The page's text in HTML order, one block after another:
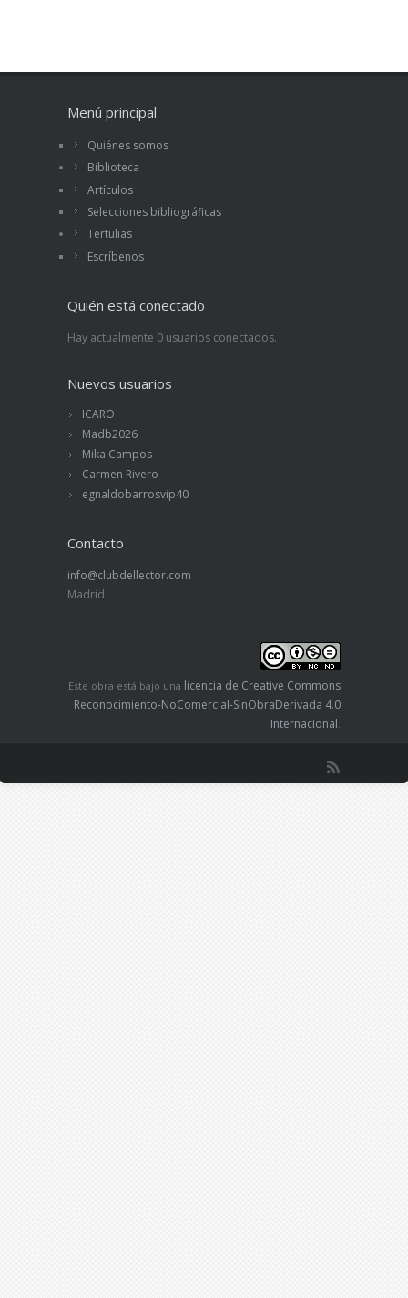
Menú principal
Quiénes somos
Biblioteca
Artículos
Selecciones bibliográficas
Tertulias
Escríbenos
Quién está conectado
Hay actualmente 0 usuarios conectados.
Nuevos usuarios
ICARO
Madb2026
Mika Campos
Carmen Rivero
egnaldobarrosvip40
Contacto
info@clubdellector.com
Madrid
Este obra está bajo una licencia de Creative Commons
Reconocimiento-NoComercial-SinObraDerivada 4.0
Internacional